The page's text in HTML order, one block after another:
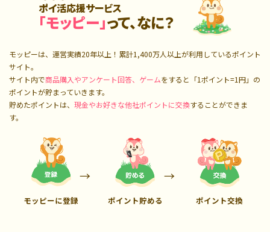
ポイ活応援サービス
「モッピー」って、なに？
モッピーは、運営実績20年以上！累計1,400万人以上が利用しているポイント
サイト。
サイト内で商品購入やアンケート回答、ゲームをすると「1ポイント=1円」の
ポイントが貯まっていきます。
貯めたポイントは、 現金やお好きな他社ポイントに交換することができま
す。
モッピーに登録 ポイント貯める ポイント交換